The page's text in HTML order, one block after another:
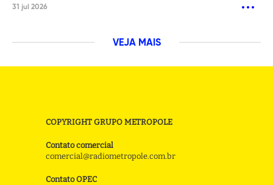
31 jul 2026
VEJA MAIS
COPYRIGHT GRUPO METROPOLE
Contato comercial
comercial@radiometropole.com.br
Contato OPEC